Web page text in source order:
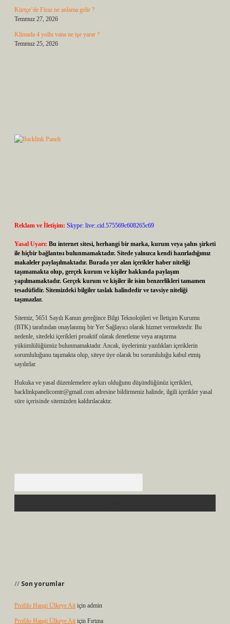
Kürtçe’de Firaz ne anlama gelir ?
Temmuz 27, 2026
Klimada 4 yollu vana ne işe yarar ?
Temmuz 25, 2026
Reklam ve İletişim: Skype: live:.cid.575569c608265c69
Yasal Uyarı: Bu internet sitesi, herhangi bir marka, kurum veya şahıs şirketi
ile hiçbir bağlantısı bulunmamaktadır. Sitede yalnızca kendi hazırladığımız
makaleler paylaşılmaktadır. Burada yer alan içerikler haber niteliği
taşımamakta olup, gerçek kurum ve kişiler hakkında paylaşım
yapılmamaktadır. Gerçek kurum ve kişiler ile isim benzerlikleri tamamen
tesadüfidir. Sitemizdeki bilgiler taslak halindedir ve tavsiye niteliği
taşımazlar.
Sitemiz, 5651 Sayılı Kanun gereğince Bilgi Teknolojileri ve İletişim Kurumu
(BTK) tarafından onaylanmış bir Yer Sağlayıcı olarak hizmet vermektedir. Bu
nedenle, sitedeki içerikleri proaktif olarak denetleme veya araştırma
yükümlülüğümüz bulunmamaktadır. Ancak, üyelerimiz yazdıkları içeriklerin
sorumluluğunu taşımakta olup, siteye üye olarak bu sorumluluğu kabul etmiş
sayılırlar.
Hukuka ve yasal düzenlemelere aykırı olduğunu düşündüğünüz içerikleri,
backlinkpanelicomtr@gmail.com adresine bildirmeniz halinde, ilgili içerikler yasal
süre içerisinde sitemizden kaldırılacaktır.
Son yorumlar
Profilo Hangi Ülkeye Ait için admin
Profilo Hangi Ülkeye Ait için Fırtına